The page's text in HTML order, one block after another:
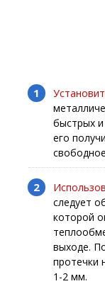
быстрых
его
следует
которой
выходе.
протечки
1-2 мм.